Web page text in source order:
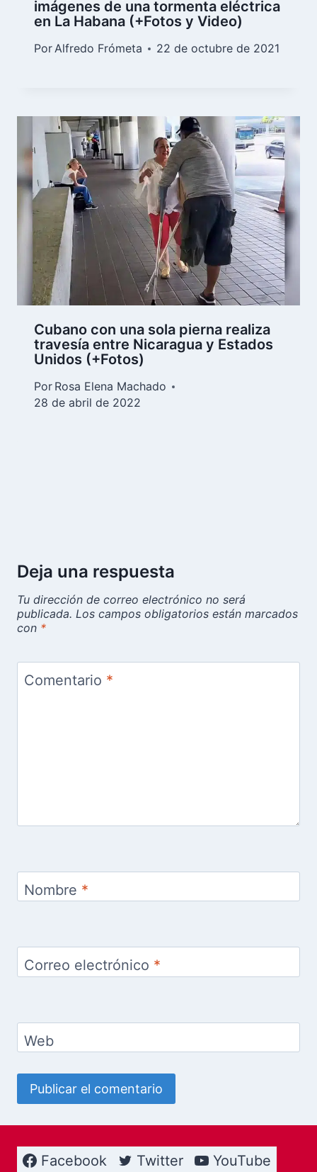
imágenes de una tormenta eléctrica
en La Habana (+Fotos y Video)
PorAlfredo Frómeta 22 de octubre de 2021
Cubano con una sola pierna realiza
travesía entre Nicaragua y Estados
Unidos (+Fotos)
Por Rosa Elena Machado
28 de abril de 2022
Deja una respuesta
Tu dirección de correo electrónico no será
publicada. Los campos obligatorios están marcados
con *
Comentario *
Nombre *
Correo electrónico *
Web
Facebook Twitter YouTube